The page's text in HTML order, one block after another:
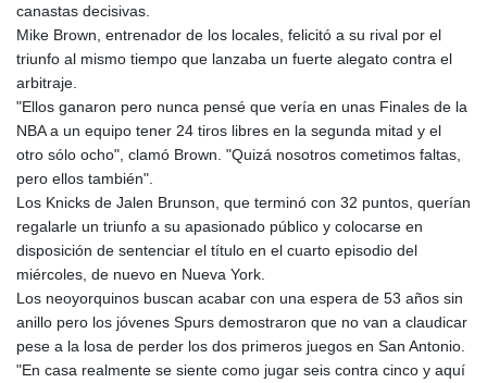
canastas decisivas.
Mike Brown, entrenador de los locales, felicitó a su rival por el
triunfo al mismo tiempo que lanzaba un fuerte alegato contra el
arbitraje.
"Ellos ganaron pero nunca pensé que vería en unas Finales de la
NBA a un equipo tener 24 tiros libres en la segunda mitad y el
otro sólo ocho", clamó Brown. "Quizá nosotros cometimos faltas,
pero ellos también".
Los Knicks de Jalen Brunson, que terminó con 32 puntos, querían
regalarle un triunfo a su apasionado público y colocarse en
disposición de sentenciar el título en el cuarto episodio del
miércoles, de nuevo en Nueva York.
Los neoyorquinos buscan acabar con una espera de 53 años sin
anillo pero los jóvenes Spurs demostraron que no van a claudicar
pese a la losa de perder los dos primeros juegos en San Antonio.
"En casa realmente se siente como jugar seis contra cinco y aquí